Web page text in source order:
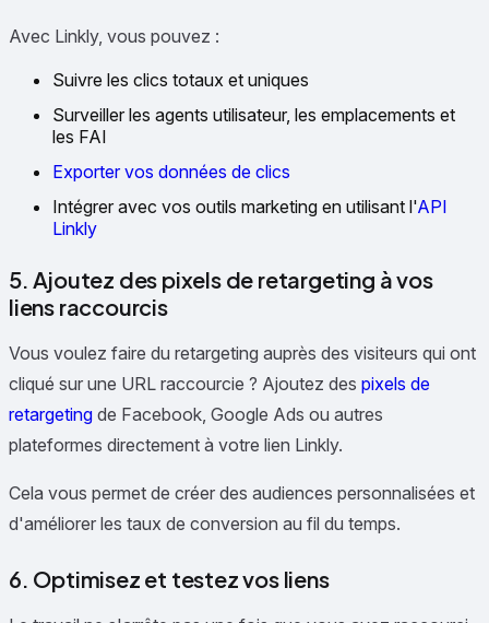
Avec Linkly, vous pouvez :
Suivre les clics totaux et uniques
Surveiller les agents utilisateur, les emplacements et
les FAI
Exporter vos données de clics
Intégrer avec vos outils marketing en utilisant l'API
Linkly
5. Ajoutez des pixels de retargeting à vos
liens raccourcis
Vous voulez faire du retargeting auprès des visiteurs qui ont
cliqué sur une URL raccourcie ? Ajoutez des pixels de
retargeting de Facebook, Google Ads ou autres
plateformes directement à votre lien Linkly.
Cela vous permet de créer des audiences personnalisées et
d'améliorer les taux de conversion au fil du temps.
6. Optimisez et testez vos liens